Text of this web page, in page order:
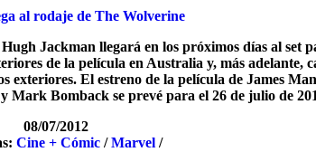
al rodaje de The Wolverine
Jackman llegará en los próximos días al set
de la película en Australia y, más adelante,
exteriores. El estreno de la película de James
Mark Bomback se prevé para el 26 de julio de
08/07/2012
Cine + Cómic/Marvel/